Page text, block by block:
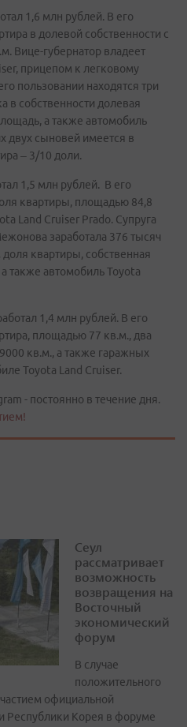
1,6 млн рублей. В его
в долевой собственности с
Вице-губернатор владеет
прицепом к легковому
пользовании находятся три
в собственности долевая
а также автомобиль
двух сыновей имеется в
– 3/10 доли.
1,5 млн рублей. В его
квартиры, площадью 84,8
Land Cruiser Prado. Супруга
заработала 376 тысяч
квартиры, собственная
также автомобиль Toyota
1,4 млн рублей. В его
площадью 77 кв.м., два
кв.м., а также гаражных
Toyota Land Cruiser.
- постоянно в течение дня.
Сеул
рассматривает
возможность
возвращения на
Восточный
экономический
форум
В случае
положительного
официальной
Республики Корея в форуме